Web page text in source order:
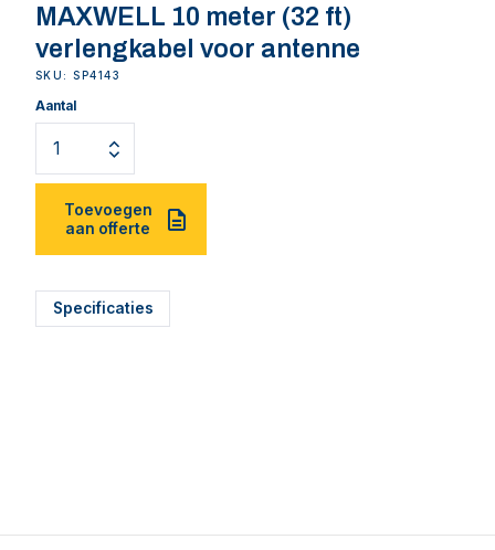
MAXWELL 10 meter (32 ft)
verlengkabel voor antenne
SKU: SP4143
Aantal
Toevoegen
aan offerte
Specificaties